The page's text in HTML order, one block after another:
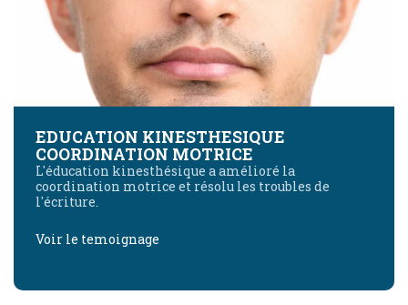
EDUCATION KINESTHESIQUE
COORDINATION MOTRICE
L'éducation kinesthésique a amélioré la
coordination motrice et résolu les troubles de
l'écriture.
Voir le temoignage